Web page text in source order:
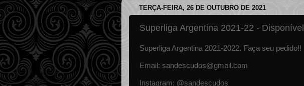
TERÇA-FEIRA, 26 DE OUTUBRO DE 2021
Superliga Argentina 2021-22 -
Superliga Argentina 2021-2022. Faça seu pedido!!
Email: sandescudos@gmail.com
Instagram: @sandescudos